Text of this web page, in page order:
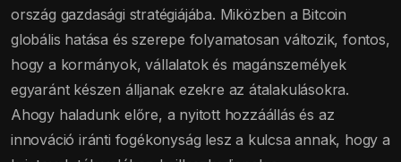
ország gazdasági stratégiájába. Miközben a Bitcoin
globális hatása és szerepe folyamatosan változik, fontos,
hogy a kormányok, vállalatok és magánszemélyek
egyaránt készen álljanak ezekre az átalakulásokra.
Ahogy haladunk előre, a nyitott hozzáállás és az
innováció iránti fogékonyság lesz a kulcsa annak, hogy a